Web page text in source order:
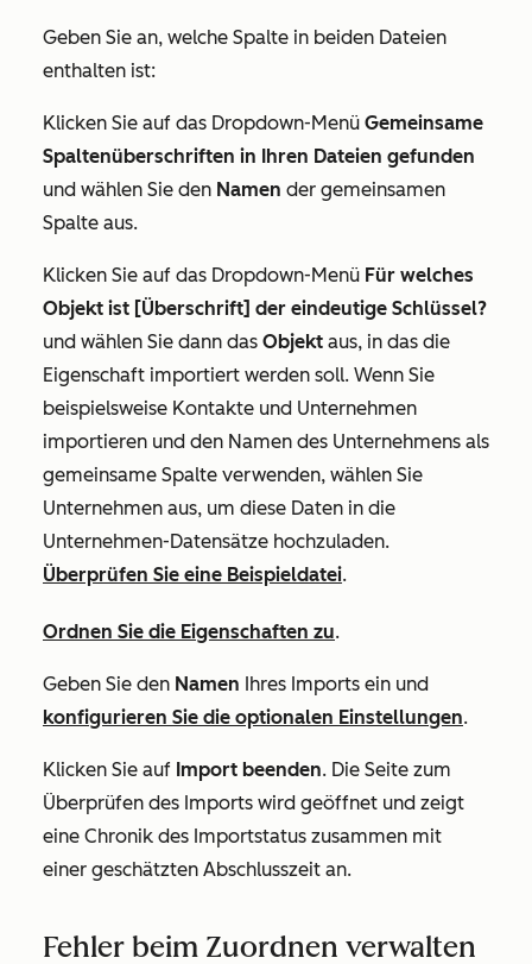
Geben Sie an, welche Spalte in beiden Dateien
enthalten ist:
Klicken Sie auf das Dropdown-Menü Gemeinsame
Spaltenüberschriften in Ihren Dateien gefunden
und wählen Sie den Namen der gemeinsamen
Spalte aus.
Klicken Sie auf das Dropdown-Menü Für welches
Objekt ist [Überschrift] der eindeutige Schlüssel?
und wählen Sie dann das Objekt aus, in das die
Eigenschaft importiert werden soll. Wenn Sie
beispielsweise Kontakte und Unternehmen
importieren und den Namen des Unternehmens als
gemeinsame Spalte verwenden, wählen Sie
Unternehmen aus, um diese Daten in die
Unternehmen-Datensätze hochzuladen.
Überprüfen Sie eine Beispieldatei.
Ordnen Sie die Eigenschaften zu.
Geben Sie den Namen Ihres Imports ein und
konfigurieren Sie die optionalen Einstellungen.
Klicken Sie auf Import beenden. Die Seite zum
Überprüfen des Imports wird geöffnet und zeigt
eine Chronik des Importstatus zusammen mit
einer geschätzten Abschlusszeit an.
Fehler beim Zuordnen verwalten